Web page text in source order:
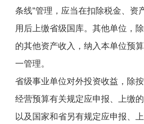
条线”管理，应当在扣除税金、资
用后上缴省级国库。其他单位，
的其他资产收入，纳入本单位预
一管理。
省级事业单位对外投资收益，除
经营预算有关规定应申报、上缴
以及国家和省另有规定应申报、